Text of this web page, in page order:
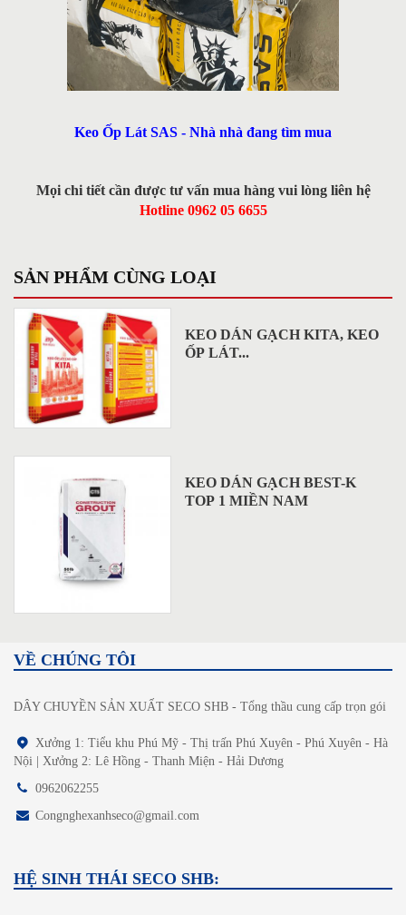
Keo Ốp Lát SAS - Nhà nhà đang tìm mua
Mọi chi tiết cần được tư vấn mua hàng vui lòng liên hệ
Hotline 0962 05 6655
SẢN PHẨM CÙNG LOẠI
KEO DÁN GẠCH KITA, KEO
ỐP LÁT...
KEO DÁN GẠCH BEST-K
TOP 1 MIỀN NAM
VỀ CHÚNG TÔI
DÂY CHUYỀN SẢN XUẤT SECO SHB - Tổng thầu cung cấp trọn gói
Xưởng 1: Tiểu khu Phú Mỹ - Thị trấn Phú Xuyên - Phú Xuyên - Hà
Nội | Xưởng 2: Lê Hồng - Thanh Miện - Hải Dương
0962062255
Congnghexanhseco@gmail.com
HỆ SINH THÁI SECO SHB: